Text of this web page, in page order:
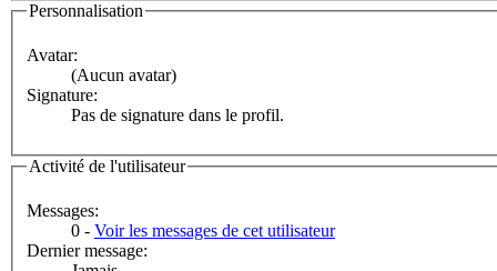
Personnalisation
Avatar:
(Aucun avatar)
Signature:
Pas de signature dans le profil.
Activité de l'utilisateur
Messages:
0 - Voir les messages de cet utilisateur
Dernier message: